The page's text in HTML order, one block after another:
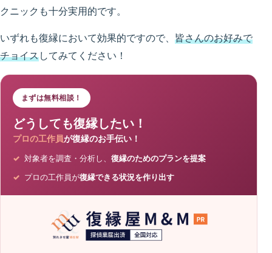
クニックも十分実用的です。
いずれも復縁において効果的ですので、 皆さんのお好みで
チョイスしてみてください！
まずは無料相談！
どうしても復縁したい！
プロの工作員が復縁のお手伝い！
対象者を調査・分析し、 復縁のためのプランを提案
プロの工作員が復縁できる状況を作り出す